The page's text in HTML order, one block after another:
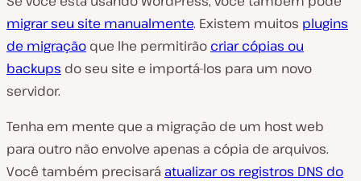
migrar seu site manualmente. Existem muitos plugins
de migração que lhe permitirão criar cópias ou
backups do seu site e importá-los para um novo
servidor.
Tenha em mente que a migração de um host web
para outro não envolve apenas a cópia de arquivos.
Você também precisará atualizar os registros DNS do